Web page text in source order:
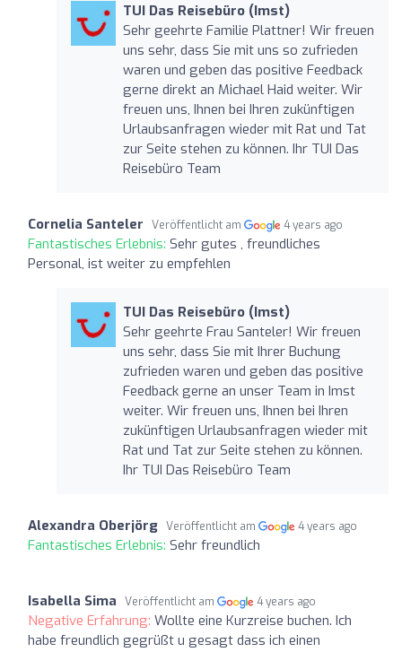
TUI Das Reisebüro (Imst)
Sehr geehrte Familie Plattner! Wir freuen
uns sehr, dass Sie mit uns so zufrieden
waren und geben das positive Feedback
gerne direkt an Michael Haid weiter. Wir
freuen uns, Ihnen bei Ihren zukünftigen
Urlaubsanfragen wieder mit Rat und Tat
zur Seite stehen zu können. Ihr TUI Das
Reisebüro Team
Cornelia Santeler Veröffentlicht am 4 years ago
Fantastisches Erlebnis: Sehr gutes , freundliches
Personal, ist weiter zu empfehlen
TUI Das Reisebüro (Imst)
Sehr geehrte Frau Santeler! Wir freuen
uns sehr, dass Sie mit Ihrer Buchung
zufrieden waren und geben das positive
Feedback gerne an unser Team in Imst
weiter. Wir freuen uns, Ihnen bei Ihren
zukünftigen Urlaubsanfragen wieder mit
Rat und Tat zur Seite stehen zu können.
Ihr TUI Das Reisebüro Team
Alexandra Oberjörg Veröffentlicht am 4 years ago
Fantastisches Erlebnis: Sehr freundlich
Isabella Sima Veröffentlicht am 4 years ago
Negative Erfahrung: Wollte eine Kurzreise buchen. Ich
habe freundlich gegrüßt u gesagt dass ich einen